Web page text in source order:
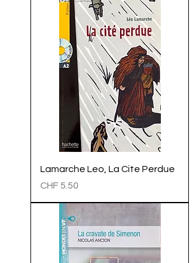
Lamarche Leo, La Cite Perdue
Preis
CHF 5.50